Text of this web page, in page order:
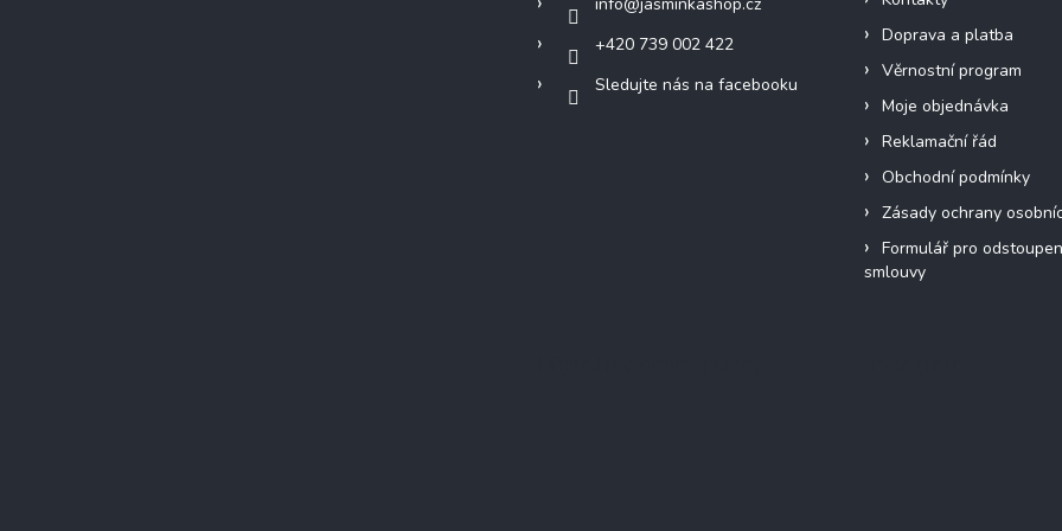
+420 739 002 422
Sledujte nás na facebooku
Doprava a platba
Věrnostní program
Moje objednávka
Reklamační řád
Obchodní podmínky
Zásady ochrany
Formulář pro
smlouvy